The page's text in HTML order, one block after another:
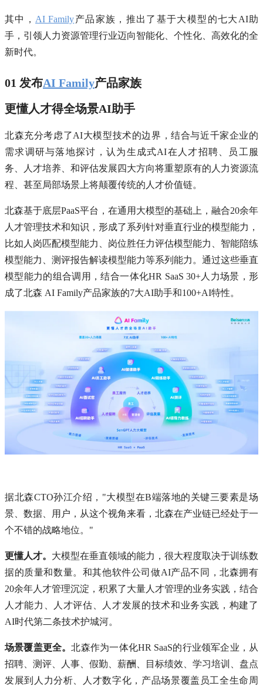
其中， AI Family产品家族，推出了基于大模型的七大AI助
手，引领人力资源管理行业迈向智能化、个性化、高效化的全
新时代。
01 发布AI Family产品家族
更懂人才得全场景AI助手
北森充分考虑了AI大模型技术的边界，结合与近千家企业的
需求调研与落地探讨，认为生成式AI在人才招聘、员工服
务、人才培养、和评估发展四大方向将重塑原有的人力资源流
程、甚至局部场景上将颠覆传统的人才价值链。
北森基于底层PaaS平台，在通用大模型的基础上，融合20余年
人才管理技术和知识，形成了系列针对垂直行业的模型能力，
比如人岗匹配模型能力、岗位胜任力评估模型能力、智能陪练
模型能力、测评报告解读模型能力等系列能力。通过这些垂直
模型能力的组合调用，结合一体化HR SaaS 30+人力场景，形
成了北森 AI Family产品家族的7大AI助手和100+AI特性。
据北森CTO孙江介绍，"大模型在B端落地的关键三要素是场
景、数据、用户，从这个视角来看，北森在产业链已经处于一
个不错的战略地位。"
更懂人才。 大模型在垂直领域的能力，很大程度取决于训练数
据的质量和数量。和其他软件公司做AI产品不同，北森拥有
20余年人才管理沉淀，积累了大量人才管理的业务实践，结合
人才能力、人才评估、人才发展的技术和业务实践，构建了
AI时代第二条技术护城河。
场景覆盖更全。北森作为一体化HR SaaS的行业领军企业，从
招聘、测评、人事、假勤、薪酬、目标绩效、学习培训、盘点
发展到人力分析、人才数字化，产品场景覆盖员工全生命周